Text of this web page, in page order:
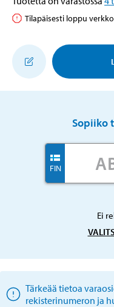
Tilapäisesti loppu
Sopiiko
FIN
Ei
Tärkeää tietoa
rekisterinumeron ja